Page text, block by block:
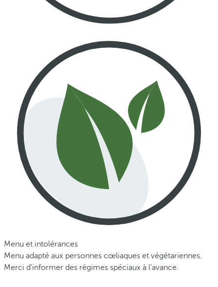
Menu et intolérances
Menu adapté aux personnes cœliaques et végétariennes.
Merci d'informer des régimes spéciaux à l'avance.